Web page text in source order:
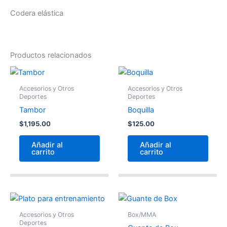
Codera elástica
Productos relacionados
Accesorios y Otros
Deportes
Tambor
$1,195.00
Añadir al
carrito
Accesorios y Otros
Deportes
Boquilla
$125.00
Añadir al
carrito
Accesorios y Otros
Deportes
Box/MMA